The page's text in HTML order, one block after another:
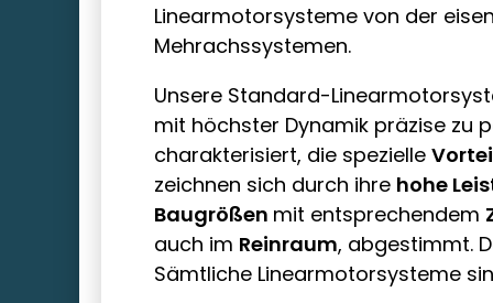
Linearmotorsysteme von der
Mehrachssystemen.
Unsere Standard-
mit höchster Dynamik präzise zu
charakterisiert, die spezielle
zeichnen sich durch ihre hohe
Baugrößen mit entsprechendem
auch im Reinraum, abgestimmt.
Sämtliche Linearmotorsysteme